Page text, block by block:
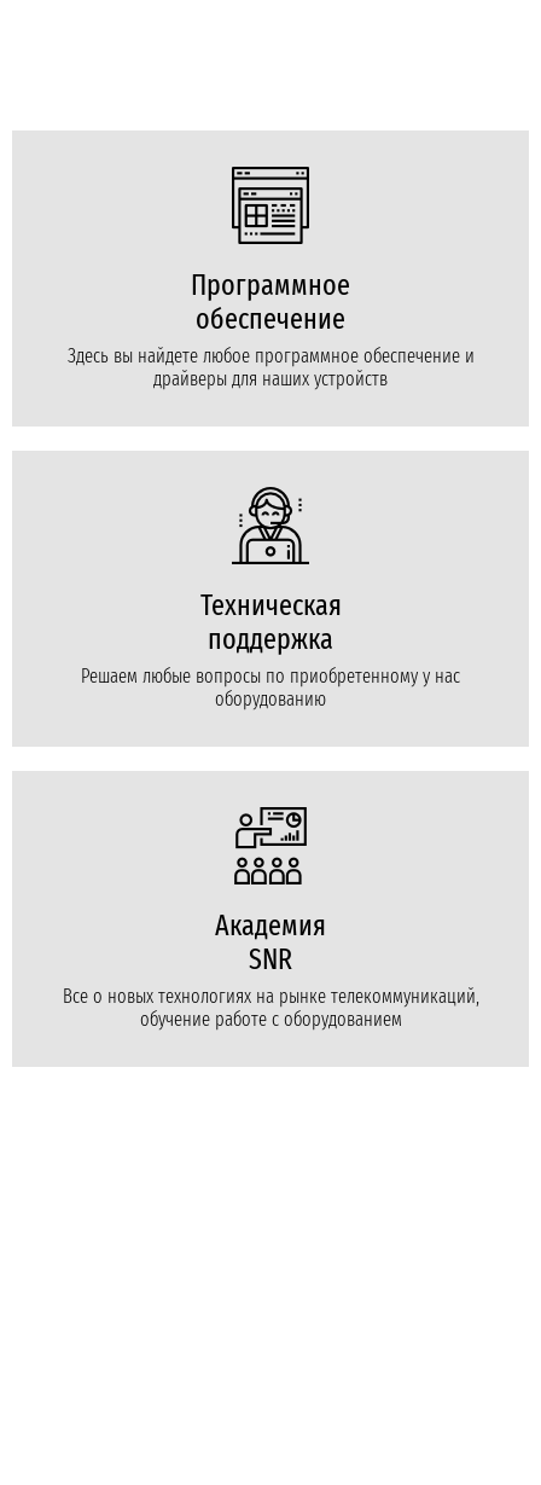
Программное
обеспечение
Здесь вы найдете любое программное обеспечение и
драйверы для наших устройств
Техническая
поддержка
Решаем любые вопросы по приобретенному у нас
оборудованию
Академия
SNR
Все о новых технологиях на рынке телекоммуникаций,
обучение работе с оборудованием